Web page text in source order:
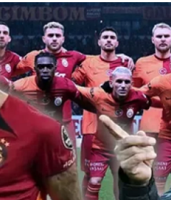
Artvin
Aydın
Balıkesir
Bilecik
Bingöl
Bitlis
Bolu